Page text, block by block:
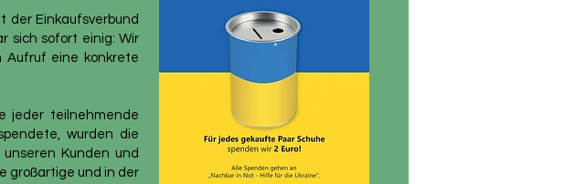
der Einkaufsverbund
sich sofort einig: Wir
Aufruf eine konkrete
jeder teilnehmende
wurden die
Kunden und
großartige und in der